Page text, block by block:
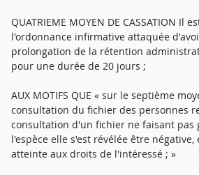
QUATRIEME MOYEN DE CASSATION Il
l'ordonnance infirmative attaquée
prolongation de la rétention
pour une durée de 20 jours ;
AUX MOTIFS QUE « sur le septième
consultation du fichier des personnes
consultation d'un fichier ne faisant pas
l'espèce elle s'est révélée être
atteinte aux droits de l'intéressé ; »